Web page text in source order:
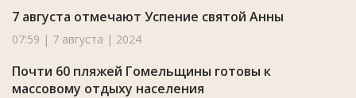
7 августа отмечают Успение святой Анны
07:59 | 7 августа | 2024
Почти 60 пляжей Гомельщины готовы к
массовому отдыху населения